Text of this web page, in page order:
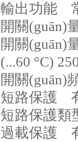
輸出功能
開關(guān)
開關(guān)
(...60 °C)
開關(guān)
短路保護
短路保護
過載保護